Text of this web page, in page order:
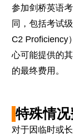
参加剑桥英语
同，包括考试
C2 Proficiency
心可能提供的
的最终费用。
特殊情况
对于因临时或